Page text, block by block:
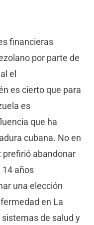
financieras
por parte de
el
es cierto que para
es
que ha
cubana. No en
prefirió abandonar
14 años
una elección
en La
de salud y